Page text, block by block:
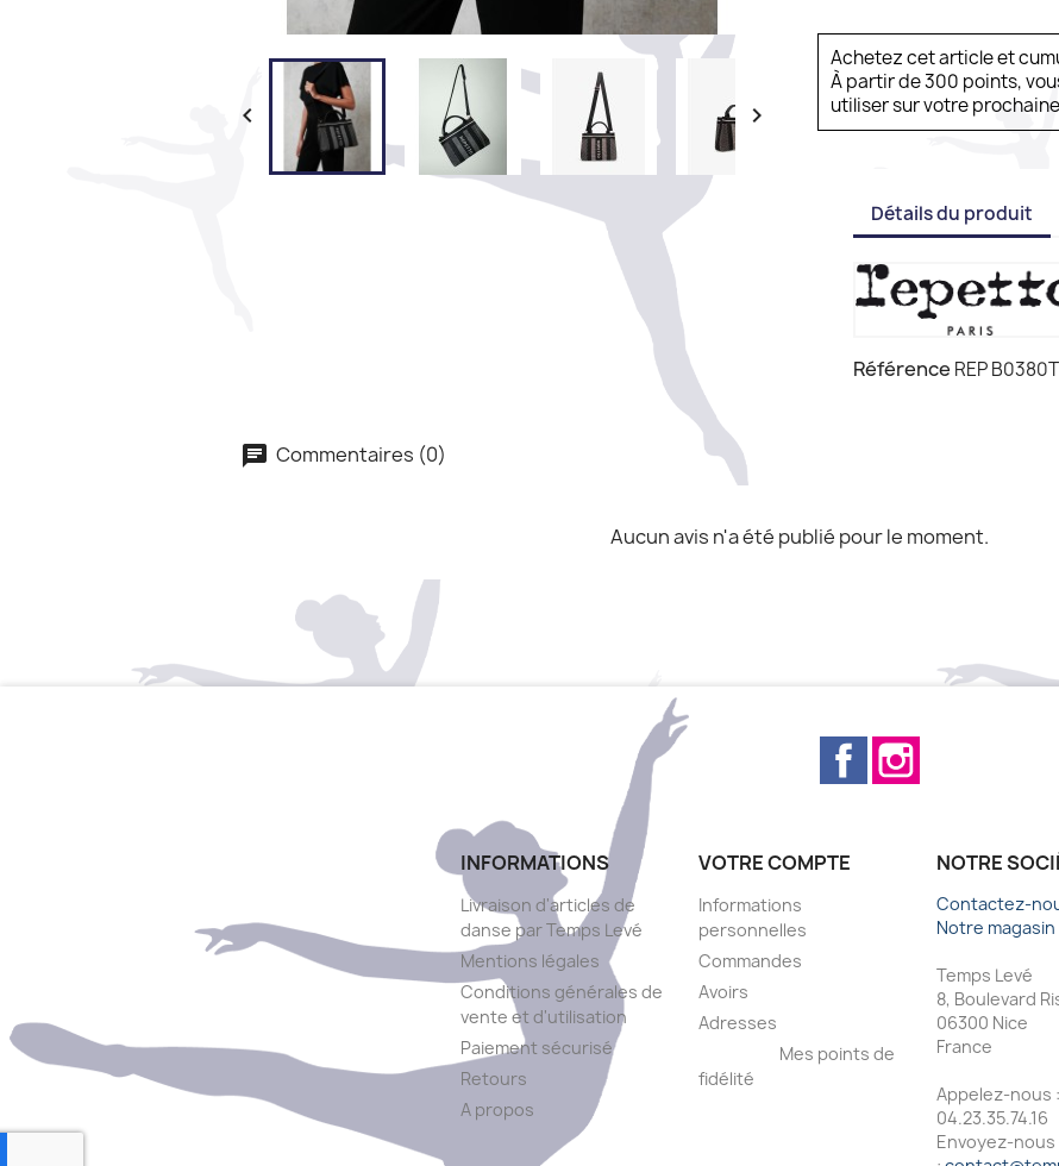
 
Achetez cet article et
À partir de 300 points,
utiliser sur votre
Détails du produit
Référence REP
Commentaires (0)
Aucun avis n'a été publié pour le moment.
Facebook
INFORMATIONS
Livraison d'articles de
danse par Temps Levé
Mentions légales
Conditions générales de
vente et d'utilisation
Paiement sécurisé
Retours
A propos
VOTRE COMPTE
Informations
personnelles
Commandes
Avoirs
Adresses
Mes points de
fidélité
NOTRE
Contactez-
Notre magasin
Temps Levé
8, Boulevard
06300 Nice
France
Appelez-nous :
04.23.35.74.16
Envoyez-nous